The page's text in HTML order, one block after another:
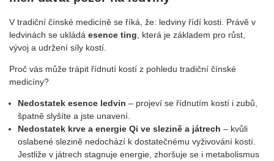
V tradiční čínské medicíně se říká, že: ledviny řídí kosti. Právě v
ledvinách se ukládá esence ting , která je základem pro růst,
vývoj a udržení síly kostí.
Proč vás může trápit řídnutí kostí z pohledu tradiční čínské
medicíny?
Nedostatek esence ledvin – projeví se řídnutím kostí i zubů,
špatně slyšíte a jste unavení.
Nedostatek krve a energie Qi ve slezině a játrech – kvůli
oslabené slezině nedochází k dostatečnému vyživování kostí.
Jestliže v játrech stagnuje energie, zhoršuje se i metabolismus